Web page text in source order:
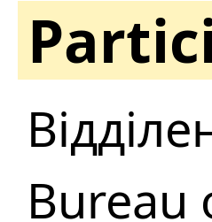
Bureau